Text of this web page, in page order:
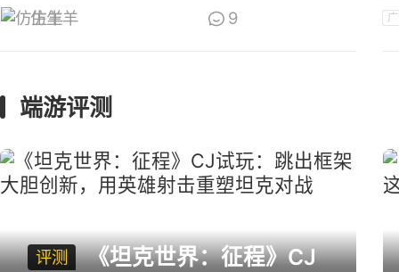
上线仿生羊 9
端游评测
评测
《坦克世界：征程》CJ